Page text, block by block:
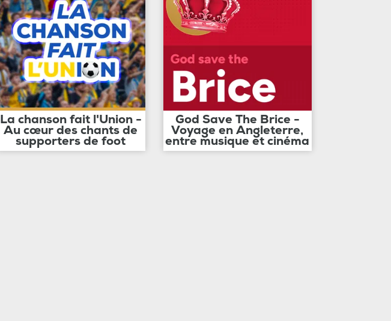
La chanson fait l'Union -
Au cœur des chants de
supporters de foot
God Save The Brice -
Voyage en Angleterre,
entre musique et cinéma